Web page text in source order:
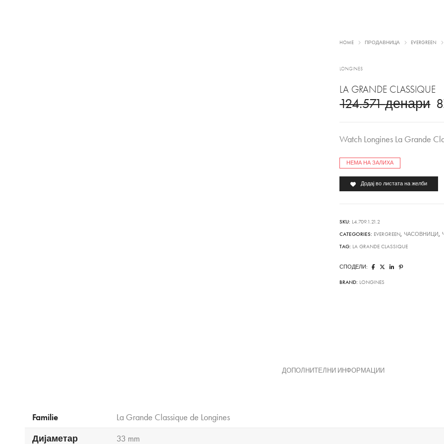
HOME ПРОДАВНИЦА EVERGREEN
LONGINES
LA GRANDE CLASSIQUE
124.571денари
Watch Longines La Grande
НЕМА НА ЗАЛИХА
Додај во листата на желби
SKU: L4.709.1.21.2
CATEGORIES: EVERGREEN, ЧАСОВНИЦИ ,
TAG: LA GRANDE CLASSIQUE
СПОДЕЛИ:
BRAND: LONGINES
ДОПОЛНИТЕЛНИ ИНФОРМАЦИИ
Familie
La Grande Classique de Longines
Дијаметар
33 mm